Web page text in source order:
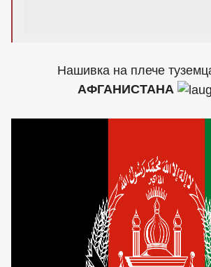
Нашивка на плече
АФГАНИСТАНА